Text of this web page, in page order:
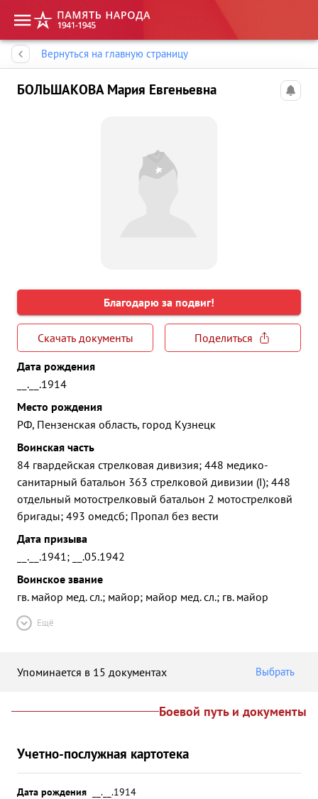
Вернуться на главную страницу
БОЛЬШАКОВА Мария Евгеньевна
Благодарю за подвиг!
Скачать документы
Поделиться
Дата рождения
__.__.1914
Место рождения
РФ, Пензенская область, город Кузнецк
Воинская часть
84 гвардейская стрелковая дивизия; 448 медико-
санитарный батальон 363 стрелковой дивизии (I); 448
отдельный мотострелковый батальон 2 мотострелковй
бригады; 493 омедсб; Пропал без вести
Дата призыва
__.__.1941; __.05.1942
Воинское звание
гв. майор мед. сл.; майор; майор мед. сл.; гв. майор
Ещё
Упоминается в 15 документах Выбрать
Боевой путь и документы
Учетно-послужная картотека
Дата рождения
__.__.1914
Память народа